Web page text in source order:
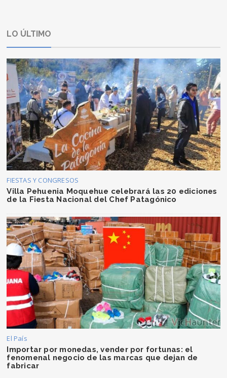
LO ÚLTIMO
FIESTAS Y CONGRESOS
Villa Pehuenia Moquehue celebrará las 20 ediciones
de la Fiesta Nacional del Chef Patagónico
El País
Importar por monedas, vender por fortunas: el
fenomenal negocio de las marcas que dejan de
fabricar